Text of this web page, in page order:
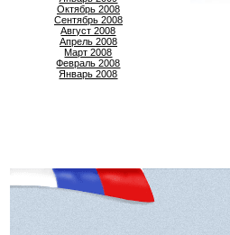
Октябрь 2008
Сентябрь 2008
Август 2008
Апрель 2008
Март 2008
Февраль 2008
Январь 2008